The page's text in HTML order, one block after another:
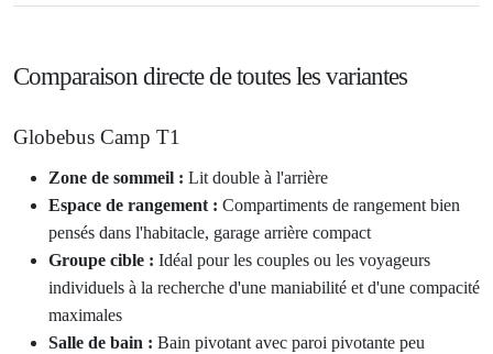
Comparaison directe de toutes les variantes
Globebus Camp T1
Zone de sommeil : Lit double à l'arrière
Espace de rangement : Compartiments de rangement bien
pensés dans l'habitacle, garage arrière compact
Groupe cible : Idéal pour les couples ou les voyageurs
individuels à la recherche d'une maniabilité et d'une compacité
maximales
Salle de bain : Bain pivotant avec paroi pivotante peu